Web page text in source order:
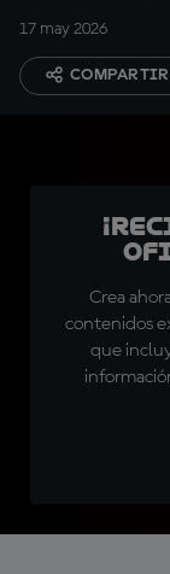
17 may 2026
COMPARTIR
Crea
contenidos
que